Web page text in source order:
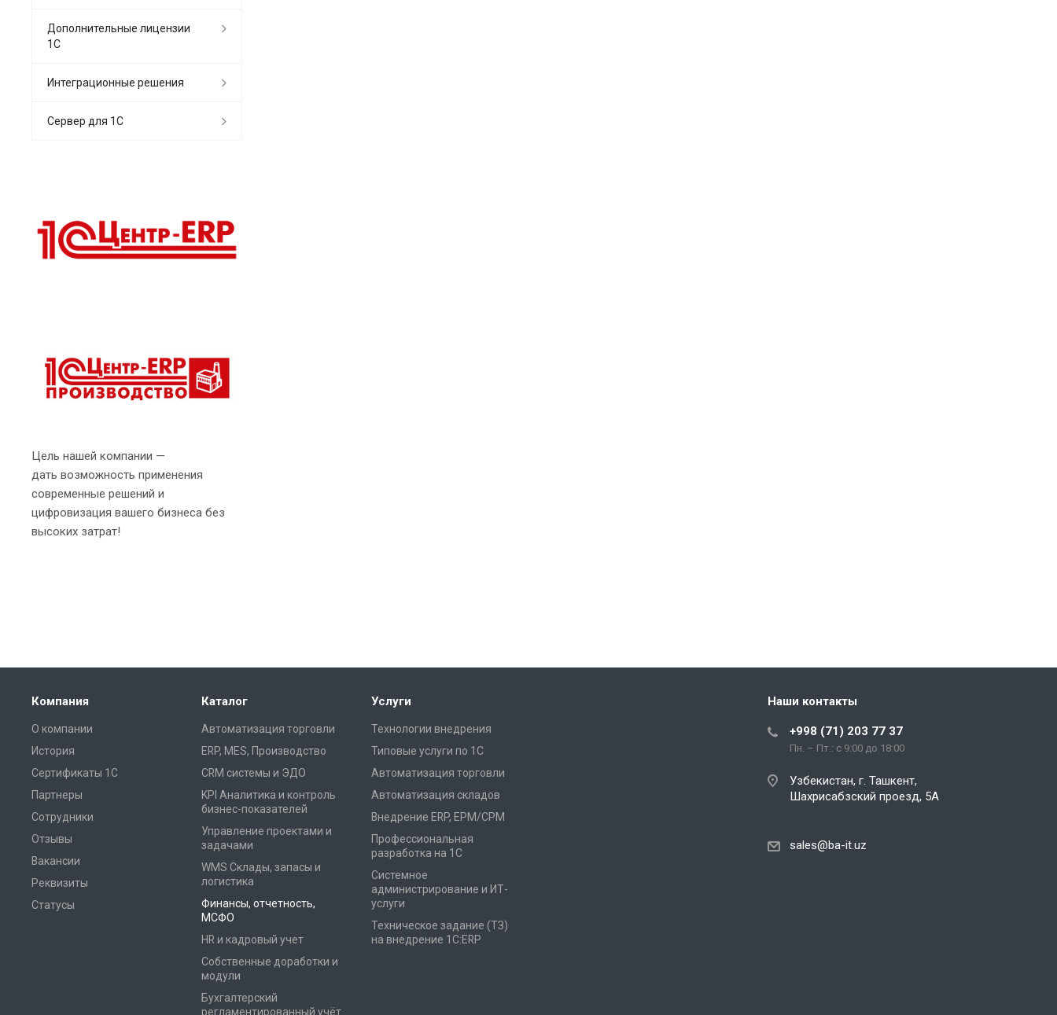
Дополнительные лицензии
1С
Интеграционные решения
Сервер для 1С
Цель нашей компании —
дать возможность применения
современные решений и
цифровизация вашего бизнеса без
высоких затрат!
Компания
О компании
История
Сертификаты 1С
Партнеры
Сотрудники
Отзывы
Вакансии
Реквизиты
Статусы
Каталог
Автоматизация торговли
ERP, MES, Производство
CRM системы и ЭДО
KPI Аналитика и контроль
бизнес-показателей
Управление проектами и
задачами
WMS Склады, запасы и
логистика
Финансы, отчетность,
МСФО
HR и кадровый учет
Собственные доработки и
модули
Бухгалтерский
регламентированный учёт
Услуги
Технологии внедрения
Типовые услуги по 1С
Автоматизация торговли
Автоматизация складов
Внедрение ERP, EPM/CPM
Профессиональная
разработка на 1С
Системное
администрирование и ИТ-
услуги
Техническое задание (ТЗ)
на внедрение 1С:ERP
Наши контакты
+998 (71) 203 77 37
Пн. – Пт.: с 9:00 до 18:00
Узбекистан, г. Ташкент,
Шахрисабзский проезд, 5А
sales@ba-it.uz